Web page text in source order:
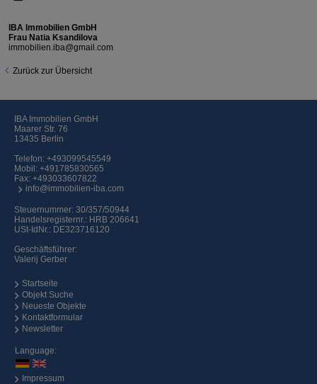
IBA Immobilien GmbH
Frau Natia Ksandilova
immobilien.iba@gmail.com
Zurück zur Übersicht
IBA Immobilien GmbH
Maarer Str. 76
13435 Berlin
Telefon: +493099545549
Mobil: +491785830565
Fax: +493033607822
info@immobilien-iba.com
Steuernummer: 30/357/50944
Handelsregisternr.: HRB 206641
USt-IdNr.: DE323716120
Geschäftsführer:
Valerij Gerber
Startseite
Objekt Suche
Neueste Objekte
Kontaktformular
Newsletter
Language:
Impressum